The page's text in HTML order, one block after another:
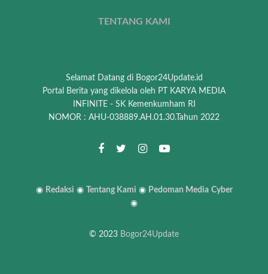
TENTANG KAMI
Selamat Datang di Bogor24Update.id
Portal Berita yang dikelola oleh PT KARYA MEDIA
INFINITE - SK Kemenkumham RI
NOMOR : AHU-038889.AH.01.30.Tahun 2022
◉ Redaksi ◉ Tentang Kami ◉ Pedoman Media Cyber
◉
© 2023 Bogor24Update